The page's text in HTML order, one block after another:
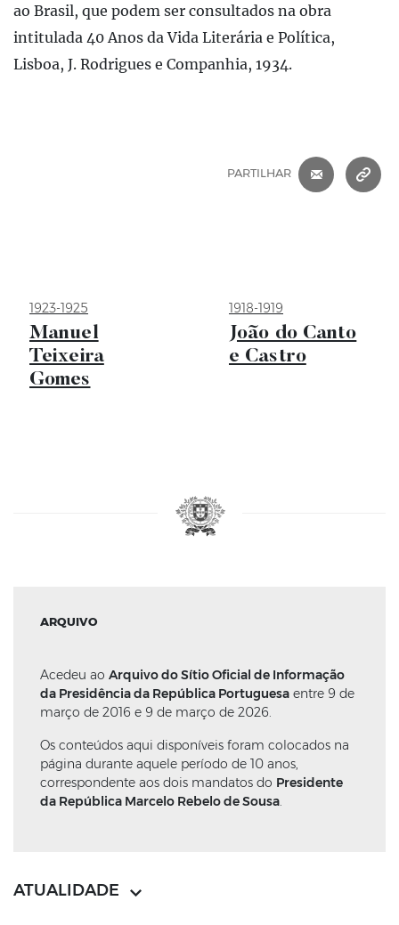
ao Brasil, que podem ser consultados na obra
intitulada 40 Anos da Vida Literária e Política,
Lisboa, J. Rodrigues e Companhia, 1934.
PARTILHAR
1923-1925
Manuel
Teixeira
Gomes
1918-1919
João do Canto
e Castro
ARQUIVO
Acedeu ao Arquivo do Sítio Oficial de Informação
da Presidência da República Portuguesa entre 9 de
março de 2016 e 9 de março de 2026.
Os conteúdos aqui disponíveis foram colocados na
página durante aquele período de 10 anos,
correspondente aos dois mandatos do Presidente
da República Marcelo Rebelo de Sousa.
ATUALIDADE